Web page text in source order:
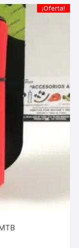
¡Oferta!